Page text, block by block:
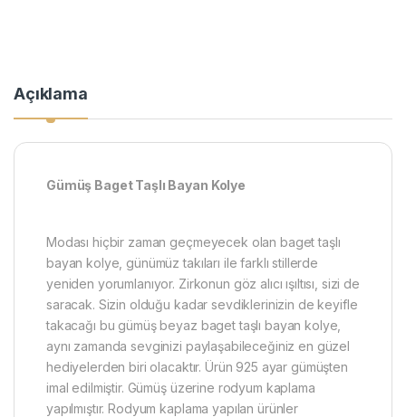
Açıklama
Gümüş Baget Taşlı Bayan Kolye
Modası hiçbir zaman geçmeyecek olan baget taşlı
bayan kolye, günümüz takıları ile farklı stillerde
yeniden yorumlanıyor. Zirkonun göz alıcı ışıltısı, sizi de
saracak. Sizin olduğu kadar sevdiklerinizin de keyifle
takacağı bu gümüş beyaz baget taşlı bayan kolye,
aynı zamanda sevginizi paylaşabileceğiniz en güzel
hediyelerden biri olacaktır. Ürün 925 ayar gümüşten
imal edilmiştir. Gümüş üzerine rodyum kaplama
yapılmıştır. Rodyum kaplama yapılan ürünler